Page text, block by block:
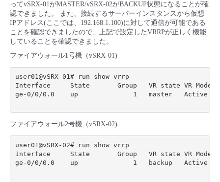
ってvSRX-01がMASTER/vSRX-02がBACKUP状態になることが確
認できました。 また、接続するサーバーインスタンスから仮想
IPアドレス(ここでは、192.168.1.100)に対して通信が可能である
ことを確認できましたので、上記で設定したVRRPが正しく機能
していることを確認できました。
ファイアウォール1号機（vSRX-01)
user01@vSRX-01# run show vrrp
Interface     State       Group   VR state VR Mode
ge-0/0/0.0    up              1   master   Active
ファイアウォール2号機（vSRX-02)
user01@vSRX-02# run show vrrp
Interface     State       Group   VR state VR Mode
ge-0/0/0.0    up              1   backup   Active